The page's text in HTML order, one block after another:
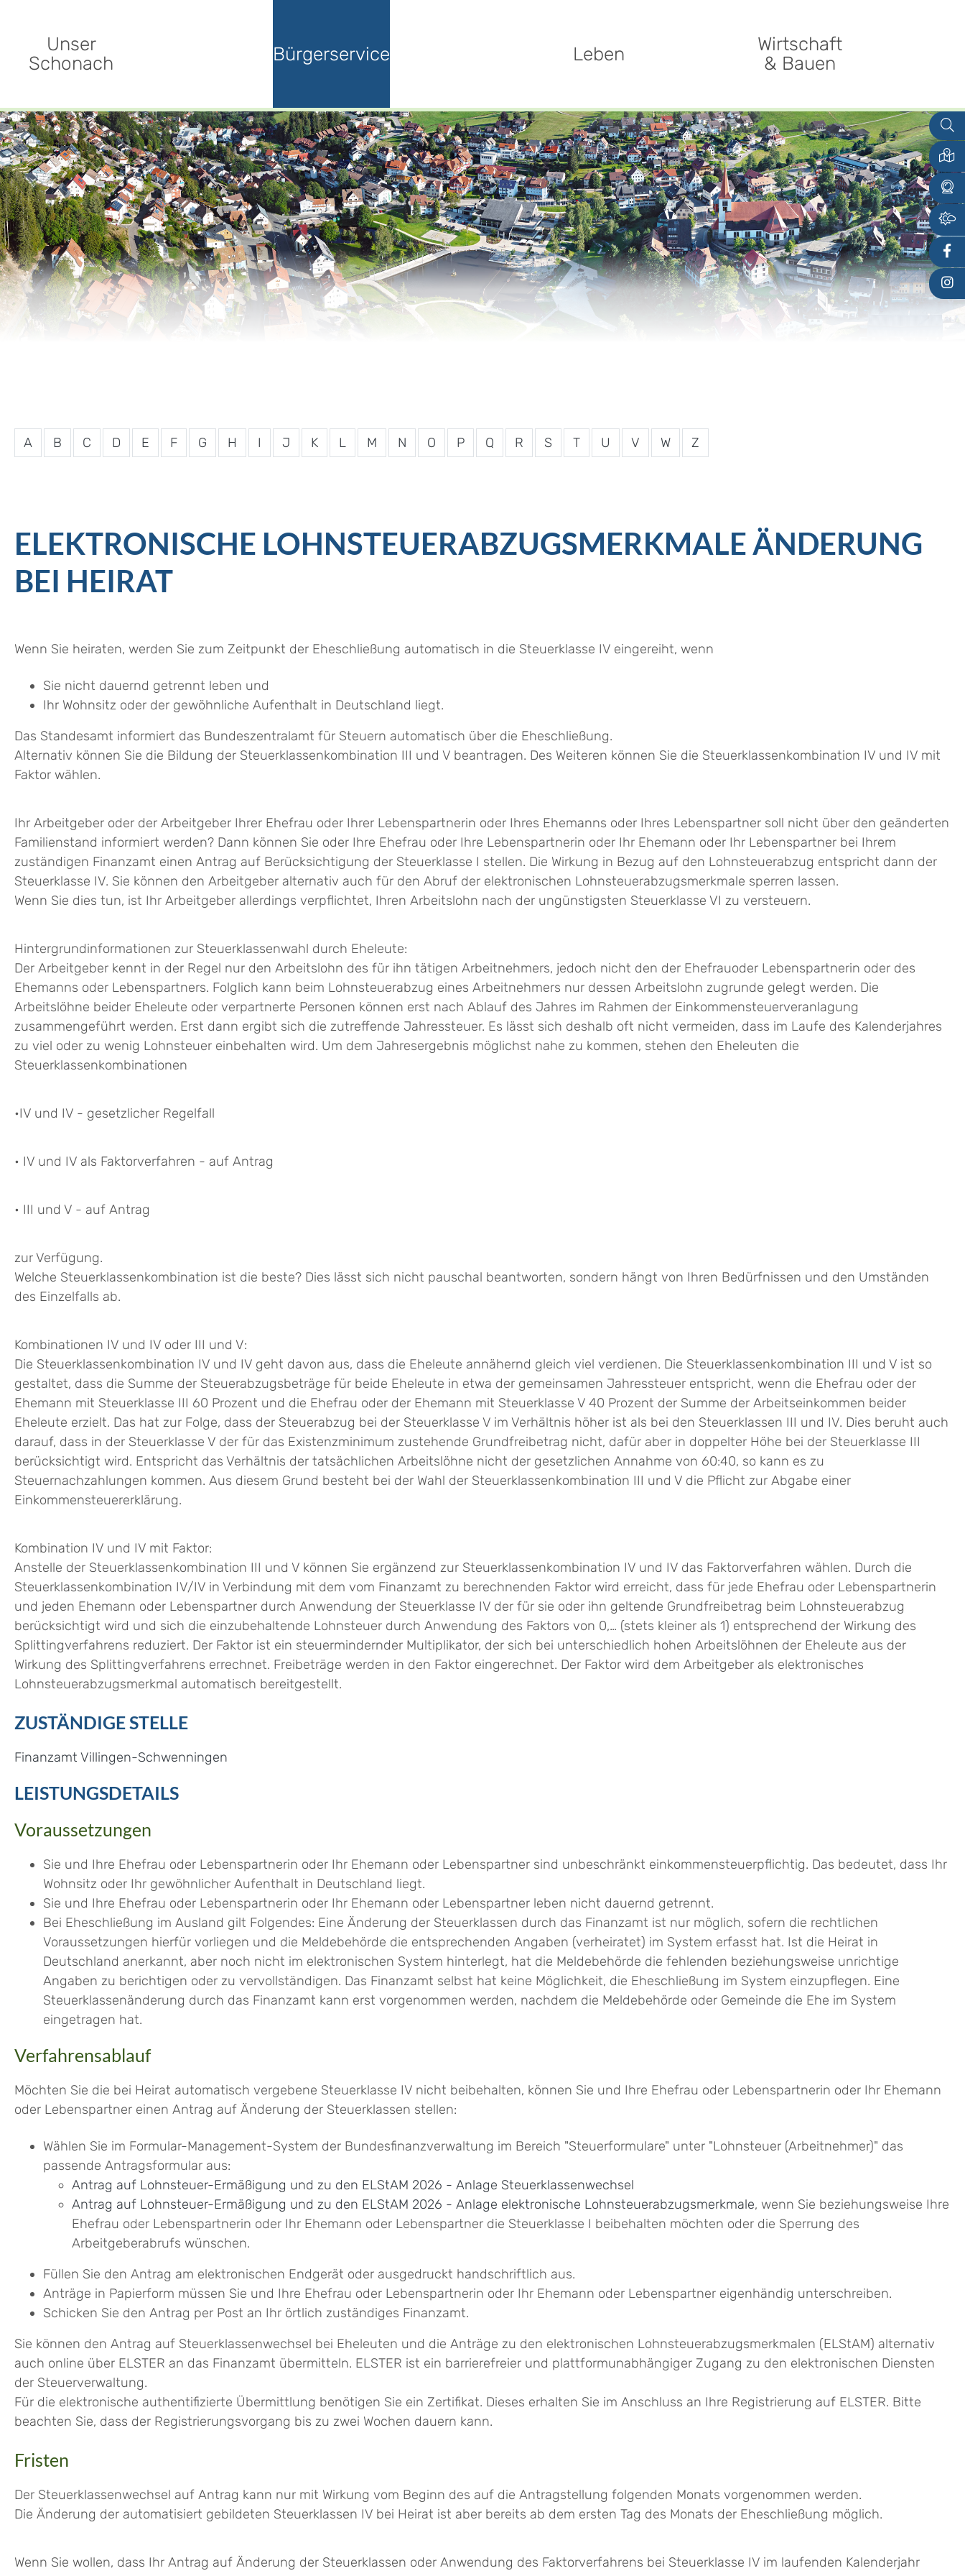
Unser
Schonach
Bürgerservice Leben
Wirtschaft
& Bauen
A B C D E F G H I J K L M N O P Q R S T U V W Z
ELEKTRONISCHE LOHNSTEUERABZUGSMERKMALE ÄNDERUNG
BEI HEIRAT
Wenn Sie heiraten, werden Sie zum Zeitpunkt der Eheschließung automatisch in die Steuerklasse IV eingereiht, wenn
Sie nicht dauernd getrennt leben und
Ihr Wohnsitz oder der gewöhnliche Aufenthalt in Deutschland liegt.
Das Standesamt informiert das Bundeszentralamt für Steuern automatisch über die Eheschließung.
Alternativ können Sie die Bildung der Steuerklassenkombination III und V beantragen. Des Weiteren können Sie die Steuerklassenkombination IV und IV mit
Faktor wählen.
Ihr Arbeitgeber oder der Arbeitgeber Ihrer Ehefrau oder Ihrer Lebenspartnerin oder Ihres Ehemanns oder Ihres Lebenspartner soll nicht über den geänderten
Familienstand informiert werden? Dann können Sie oder Ihre Ehefrau oder Ihre Lebenspartnerin oder Ihr Ehemann oder Ihr Lebenspartner bei Ihrem
zuständigen Finanzamt einen Antrag auf Berücksichtigung der Steuerklasse I stellen. Die Wirkung in Bezug auf den Lohnsteuerabzug entspricht dann der
Steuerklasse IV. Sie können den Arbeitgeber alternativ auch für den Abruf der elektronischen Lohnsteuerabzugsmerkmale sperren lassen.
Wenn Sie dies tun, ist Ihr Arbeitgeber allerdings verpflichtet, Ihren Arbeitslohn nach der ungünstigsten Steuerklasse VI zu versteuern.
Hintergrundinformationen zur Steuerklassenwahl durch Eheleute:
Der Arbeitgeber kennt in der Regel nur den Arbeitslohn des für ihn tätigen Arbeitnehmers, jedoch nicht den der Ehefrauoder Lebenspartnerin oder des
Ehemanns oder Lebenspartners. Folglich kann beim Lohnsteuerabzug eines Arbeitnehmers nur dessen Arbeitslohn zugrunde gelegt werden. Die
Arbeitslöhne beider Eheleute oder verpartnerte Personen können erst nach Ablauf des Jahres im Rahmen der Einkommensteuerveranlagung
zusammengeführt werden. Erst dann ergibt sich die zutreffende Jahressteuer. Es lässt sich deshalb oft nicht vermeiden, dass im Laufe des Kalenderjahres
zu viel oder zu wenig Lohnsteuer einbehalten wird. Um dem Jahresergebnis möglichst nahe zu kommen, stehen den Eheleuten die
Steuerklassenkombinationen
•IV und IV - gesetzlicher Regelfall
• IV und IV als Faktorverfahren - auf Antrag
• III und V - auf Antrag
zur Verfügung.
Welche Steuerklassenkombination ist die beste? Dies lässt sich nicht pauschal beantworten, sondern hängt von Ihren Bedürfnissen und den Umständen
des Einzelfalls ab.
Kombinationen IV und IV oder III und V:
Die Steuerklassenkombination IV und IV geht davon aus, dass die Eheleute annähernd gleich viel verdienen. Die Steuerklassenkombination III und V ist so
gestaltet, dass die Summe der Steuerabzugsbeträge für beide Eheleute in etwa der gemeinsamen Jahressteuer entspricht, wenn die Ehefrau oder der
Ehemann mit Steuerklasse III 60 Prozent und die Ehefrau oder der Ehemann mit Steuerklasse V 40 Prozent der Summe der Arbeitseinkommen beider
Eheleute erzielt. Das hat zur Folge, dass der Steuerabzug bei der Steuerklasse V im Verhältnis höher ist als bei den Steuerklassen III und IV. Dies beruht auch
darauf, dass in der Steuerklasse V der für das Existenzminimum zustehende Grundfreibetrag nicht, dafür aber in doppelter Höhe bei der Steuerklasse III
berücksichtigt wird. Entspricht das Verhältnis der tatsächlichen Arbeitslöhne nicht der gesetzlichen Annahme von 60:40, so kann es zu
Steuernachzahlungen kommen. Aus diesem Grund besteht bei der Wahl der Steuerklassenkombination III und V die Pflicht zur Abgabe einer
Einkommensteuererklärung.
Kombination IV und IV mit Faktor:
Anstelle der Steuerklassenkombination III und V können Sie ergänzend zur Steuerklassenkombination IV und IV das Faktorverfahren wählen. Durch die
Steuerklassenkombination IV/IV in Verbindung mit dem vom Finanzamt zu berechnenden Faktor wird erreicht, dass für jede Ehefrau oder Lebenspartnerin
und jeden Ehemann oder Lebenspartner durch Anwendung der Steuerklasse IV der für sie oder ihn geltende Grundfreibetrag beim Lohnsteuerabzug
berücksichtigt wird und sich die einzubehaltende Lohnsteuer durch Anwendung des Faktors von 0,… (stets kleiner als 1) entsprechend der Wirkung des
Splittingverfahrens reduziert. Der Faktor ist ein steuermindernder Multiplikator, der sich bei unterschiedlich hohen Arbeitslöhnen der Eheleute aus der
Wirkung des Splittingverfahrens errechnet. Freibeträge werden in den Faktor eingerechnet. Der Faktor wird dem Arbeitgeber als elektronisches
Lohnsteuerabzugsmerkmal automatisch bereitgestellt.
ZUSTÄNDIGE STELLE
Finanzamt Villingen-Schwenningen
LEISTUNGSDETAILS
Voraussetzungen
Sie und Ihre Ehefrau oder Lebenspartnerin oder Ihr Ehemann oder Lebenspartner sind unbeschränkt einkommensteuerpflichtig. Das bedeutet, dass Ihr
Wohnsitz oder Ihr gewöhnlicher Aufenthalt in Deutschland liegt.
Sie und Ihre Ehefrau oder Lebenspartnerin oder Ihr Ehemann oder Lebenspartner leben nicht dauernd getrennt.
Bei Eheschließung im Ausland gilt Folgendes: Eine Änderung der Steuerklassen durch das Finanzamt ist nur möglich, sofern die rechtlichen
Voraussetzungen hierfür vorliegen und die Meldebehörde die entsprechenden Angaben (verheiratet) im System erfasst hat. Ist die Heirat in
Deutschland anerkannt, aber noch nicht im elektronischen System hinterlegt, hat die Meldebehörde die fehlenden beziehungsweise unrichtige
Angaben zu berichtigen oder zu vervollständigen. Das Finanzamt selbst hat keine Möglichkeit, die Eheschließung im System einzupflegen. Eine
Steuerklassenänderung durch das Finanzamt kann erst vorgenommen werden, nachdem die Meldebehörde oder Gemeinde die Ehe im System
eingetragen hat.
Verfahrensablauf
Möchten Sie die bei Heirat automatisch vergebene Steuerklasse IV nicht beibehalten, können Sie und Ihre Ehefrau oder Lebenspartnerin oder Ihr Ehemann
oder Lebenspartner einen Antrag auf Änderung der Steuerklassen stellen:
Wählen Sie im Formular-Management-System der Bundesfinanzverwaltung im Bereich "Steuerformulare" unter "Lohnsteuer (Arbeitnehmer)" das
passende Antragsformular aus:
Antrag auf Lohnsteuer-Ermäßigung und zu den ELStAM 2026 - Anlage Steuerklassenwechsel
Antrag auf Lohnsteuer-Ermäßigung und zu den ELStAM 2026 - Anlage elektronische Lohnsteuerabzugsmerkmale, wenn Sie beziehungsweise Ihre
Ehefrau oder Lebenspartnerin oder Ihr Ehemann oder Lebenspartner die Steuerklasse I beibehalten möchten oder die Sperrung des
Arbeitgeberabrufs wünschen.
Füllen Sie den Antrag am elektronischen Endgerät oder ausgedruckt handschriftlich aus.
Anträge in Papierform müssen Sie und Ihre Ehefrau oder Lebenspartnerin oder Ihr Ehemann oder Lebenspartner eigenhändig unterschreiben.
Schicken Sie den Antrag per Post an Ihr örtlich zuständiges Finanzamt.
Sie können den Antrag auf Steuerklassenwechsel bei Eheleuten und die Anträge zu den elektronischen Lohnsteuerabzugsmerkmalen (ELStAM) alternativ
auch online über ELSTER an das Finanzamt übermitteln. ELSTER ist ein barrierefreier und plattformunabhängiger Zugang zu den elektronischen Diensten
der Steuerverwaltung.
Für die elektronische authentifizierte Übermittlung benötigen Sie ein Zertifikat. Dieses erhalten Sie im Anschluss an Ihre Registrierung auf ELSTER. Bitte
beachten Sie, dass der Registrierungsvorgang bis zu zwei Wochen dauern kann.
Fristen
Der Steuerklassenwechsel auf Antrag kann nur mit Wirkung vom Beginn des auf die Antragstellung folgenden Monats vorgenommen werden.
Die Änderung der automatisiert gebildeten Steuerklassen IV bei Heirat ist aber bereits ab dem ersten Tag des Monats der Eheschließung möglich.
Wenn Sie wollen, dass Ihr Antrag auf Änderung der Steuerklassen oder Anwendung des Faktorverfahrens bei Steuerklasse IV im laufenden Kalenderjahr